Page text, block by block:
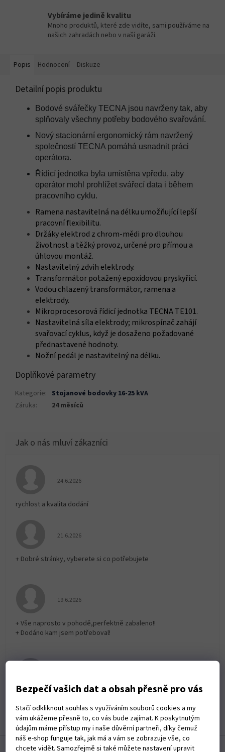
Bezpečí vašich dat a obsah přesně pro vás
Stačí odkliknout souhlas s využíváním souborů cookies a my
vám ukážeme přesně to, co vás bude zajímat. K poskytnutým
údajům máme přístup my i naše důvěrní partneři, díky čemuž
náš e-shop funguje tak, jak má a vám se zobrazuje vše, co
chcete vidět. Samozřejmě si také můžete nastavení upravit
Vybíráme jedině kvalitu
Mnoho produktů, které zde vidíte, sami používáme na
našich zahradách nebo v naší garáži.
Popis Hodnocení Diskuze
Detailní popis produktu
Bodové svářečky TECNA jsou navrženy tak, aby
splňovaly všechny potřeby bodového svařování.
Nový stacionární ergonomický rám navržený
společností TECNA pomáhá usnadnit práci
operátora.
Řídicí jednotka byla umístěna vpředu, aby
operátor mohl prohlížet svářecí data i během
pracovního cyklu.
Ramena nastavitelná na délku umožňující lepší
pracovní flexibilitu.
Držáky elektrod z chrom-mědi pro dlouhou
životnost a těžký provoz, určené pro přímou a
úhlovou montáž.
Nastavitelný zdvih elektrody.
Transformátor potažený epoxidovou pryskyřicí.
Vodou chlazený transformátor, ramena a
elektrody.
Mikroprocesorová řídicí jednotka TECNA TE101.
Nastavitelná síla elektrody; mikrospínač zahájí
svařovací cyklus, když je dosaženo požadované
přednastavené hodnoty.
Nožní pedál je nastavitelný na délku.
Doplňkové parametry
Kategorie: Stojanové bodovky 16-25 kVA
Záruka: 24 měsíců
Hodnocení obchodu je 5 z 5 hvězdiček.
24.6.2026
rychlost a kvalita dodání
Hodnocení obchodu je 5 z 5 hvězdiček.
21.6.2026
+ Dobré stránky, vyberete si co potřebujete
Hodnocení obchodu je 5 z 5 hvězdiček.
19.6.2026
+ Vše naprosto v pohodě,perfektně zabaleno!!
+ Dodáno kam jsem potřeboval!
Rychlé dodání zboží
Zobrazit další hodnocení